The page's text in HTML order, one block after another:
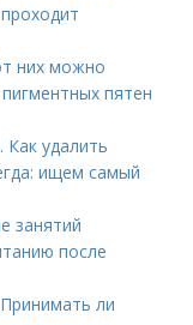
них можно
пятен
Как удалить
ищем самый
занятий
после
ли